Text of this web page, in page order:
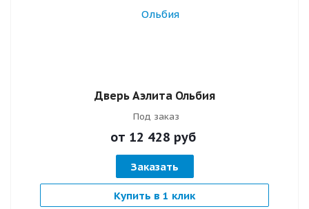
Дверь Аэлита Ольбия
Под заказ
от 12 428 руб
Заказать
Купить в 1 клик